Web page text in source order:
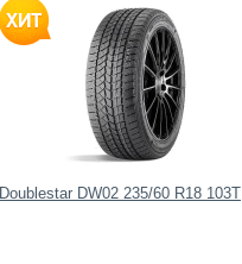
Doublestar DW02 235/60 R18 103T